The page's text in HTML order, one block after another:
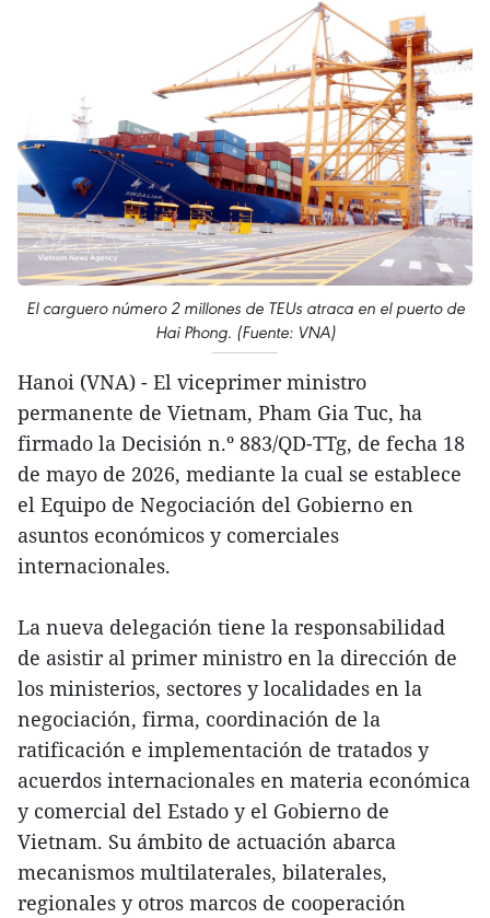
El carguero número 2 millones de TEUs atraca en el puerto de
Hai Phong. (Fuente: VNA)
Hanoi (VNA) - El viceprimer ministro
permanente de Vietnam, Pham Gia Tuc, ha
firmado la Decisión n.º 883/QD-TTg, de fecha 18
de mayo de 2026, mediante la cual se establece
el Equipo de Negociación del Gobierno en
asuntos económicos y comerciales
internacionales.
La nueva delegación tiene la responsabilidad
de asistir al primer ministro en la dirección de
los ministerios, sectores y localidades en la
negociación, firma, coordinación de la
ratificación e implementación de tratados y
acuerdos internacionales en materia económica
y comercial del Estado y el Gobierno de
Vietnam. Su ámbito de actuación abarca
mecanismos multilaterales, bilaterales,
regionales y otros marcos de cooperación